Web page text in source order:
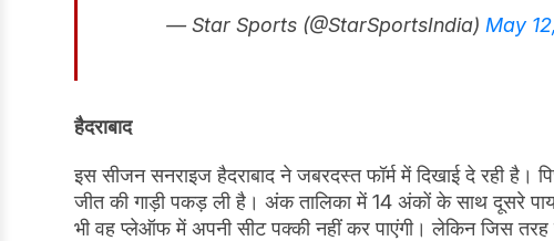
— Star Sports (@StarSportsIndia) May
हैदराबाद
इस सीजन सनराइज हैदराबाद ने जबरदस्त फॉर्म में दिखाई दे रही
जीत की गाड़ी पकड़ ली है। अंक तालिका में 14 अंकों के साथ दूसरे
भी वह प्लेऑफ में अपनी सीट पक्की नहीं कर पाएंगी। लेकिन जिस